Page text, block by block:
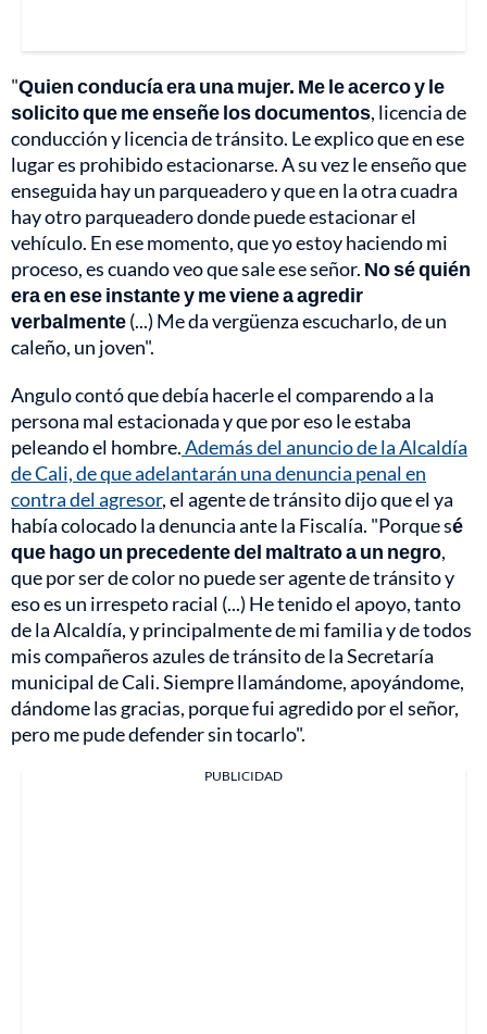
"Quien conducía era una mujer. Me le acerco y le
solicito que me enseñe los documentos, licencia de
conducción y licencia de tránsito. Le explico que en ese
lugar es prohibido estacionarse. A su vez le enseño que
enseguida hay un parqueadero y que en la otra cuadra
hay otro parqueadero donde puede estacionar el
vehículo. En ese momento, que yo estoy haciendo mi
proceso, es cuando veo que sale ese señor. No sé quién
era en ese instante y me viene a agredir
verbalmente(...) Me da vergüenza escucharlo, de un
caleño, un joven".
Angulo contó que debía hacerle el comparendo a la
persona mal estacionada y que por eso le estaba
peleando el hombre.Además del anuncio de la Alcaldía
de Cali, de que adelantarán una denuncia penal en
contra del agresor, el agente de tránsito dijo que el ya
había colocado la denuncia ante la Fiscalía. "Porque sé
que hago un precedente del maltrato a un negro,
que por ser de color no puede ser agente de tránsito y
eso es un irrespeto racial (...) He tenido el apoyo, tanto
de la Alcaldía, y principalmente de mi familia y de todos
mis compañeros azules de tránsito de la Secretaría
municipal de Cali. Siempre llamándome, apoyándome,
dándome las gracias, porque fui agredido por el señor,
pero me pude defender sin tocarlo".
PUBLICIDAD